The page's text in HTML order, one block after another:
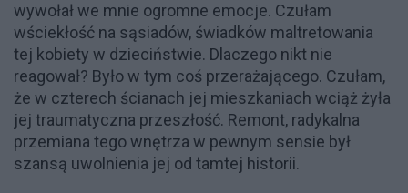
wywołał we mnie ogromne emocje. Czułam
wściekłość na sąsiadów, świadków maltretowania
tej kobiety w dzieciństwie. Dlaczego nikt nie
reagował? Było w tym coś przerażającego. Czułam,
że w czterech ścianach jej mieszkaniach wciąż żyła
jej traumatyczna przeszłość. Remont, radykalna
przemiana tego wnętrza w pewnym sensie był
szansą uwolnienia jej od tamtej historii.